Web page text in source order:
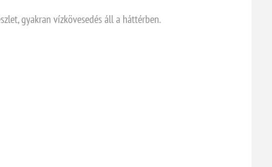
gyakran vízkövesedés áll a háttérben.